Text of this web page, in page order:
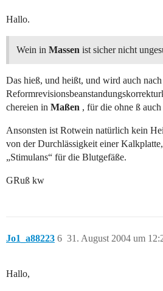
Hallo.
Wein in Massen ist sicher nicht
Das hieß, und heißt, und wird auch nach
chereien in Maßen , für die ohne ß
Ansonsten ist Rotwein natürlich kein
von der Durchlässigkeit einer
„Stimulans“ für die Blutgefäße.
GRuß kw
Jo1_a88223 31. August 2004 um
6
Hallo,